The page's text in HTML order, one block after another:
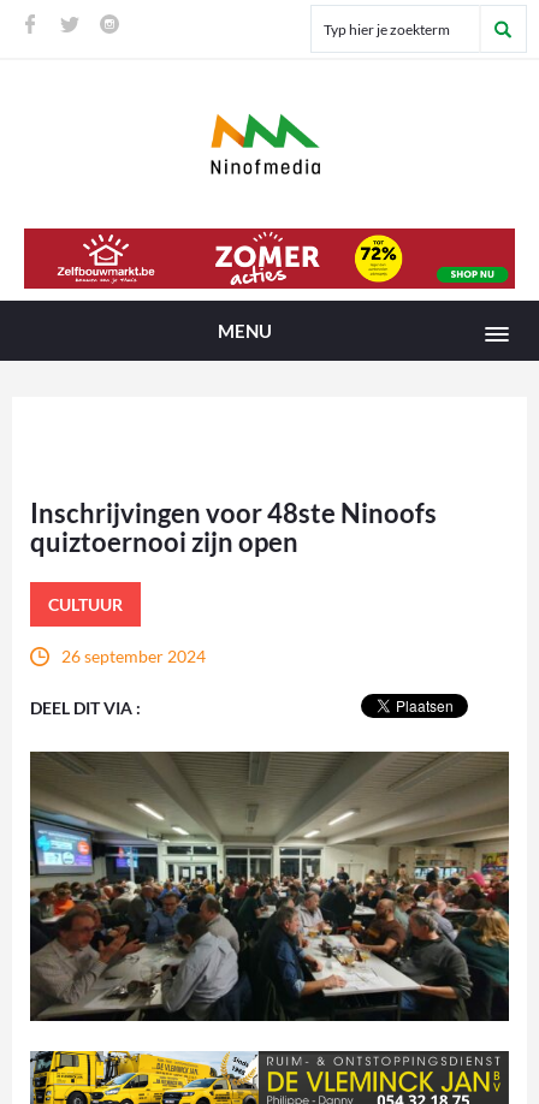
MENU
Inschrijvingen voor 48ste Ninoofs
quiztoernooi zijn open
CULTUUR
26 september 2024
DEEL DIT VIA :